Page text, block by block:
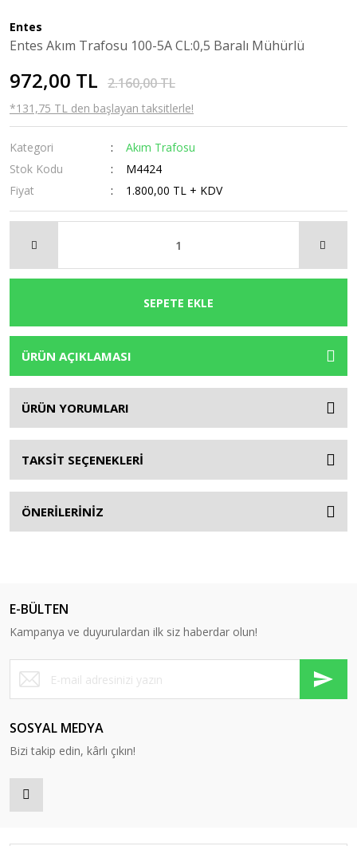
Entes
Entes Akım Trafosu 100-5A CL:0,5 Baralı Mühürlü
972,00 TL 2.160,00 TL
*131,75 TL den başlayan taksitlerle!
Kategori
Akım Trafosu
Stok Kodu
M4424
Fiyat
1.800,00 TL + KDV
SEPETE EKLE
ÜRÜN AÇIKLAMASI
ÜRÜN YORUMLARI
TAKSİT SEÇENEKLERİ
ÖNERİLERİNİZ
E-BÜLTEN
Kampanya ve duyurulardan ilk siz haberdar olun!
SOSYAL MEDYA
Bizi takip edin, kârlı çıkın!